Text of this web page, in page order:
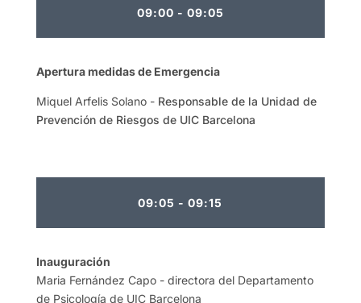
09:00 - 09:05
Apertura medidas de Emergencia
Miquel Arfelis Solano - Responsable de la Unidad de
Prevención de Riesgos de UIC Barcelona
09:05 - 09:15
Inauguración
Maria Fernández Capo - directora del Departamento
de Psicología de UIC Barcelona